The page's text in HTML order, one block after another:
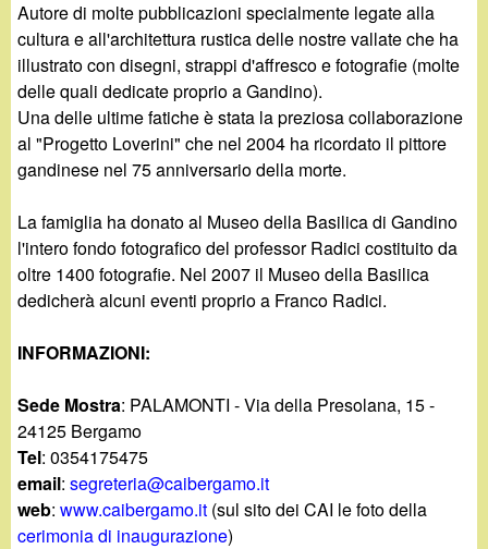
o
.
i
t
Autore di molte pubblicazioni specialmente legate alla
cultura e all'architettura rustica delle nostre vallate che ha
illustrato con disegni, strappi d'affresco e fotografie (molte
delle quali dedicate proprio a Gandino).
Una delle ultime fatiche è stata la preziosa collaborazione
al "Progetto Loverini" che nel 2004 ha ricordato il pittore
gandinese nel 75 anniversario della morte.
La famiglia ha donato al Museo della Basilica di Gandino
l'intero fondo fotografico del professor Radici costituito da
oltre 1400 fotografie. Nel 2007 il Museo della Basilica
dedicherà alcuni eventi proprio a Franco Radici.
INFORMAZIONI:
Sede Mostra: PALAMONTI - Via della Presolana, 15 -
24125 Bergamo
Tel: 0354175475
email:segreteria@caibergamo.it
web:www.caibergamo.it (sul sito dei CAI le foto della
cerimonia di inaugurazione)